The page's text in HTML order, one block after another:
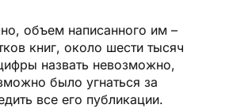
объем написанного им –
книг, около шести тысяч
назвать невозможно,
было угнаться за
все его публикации.